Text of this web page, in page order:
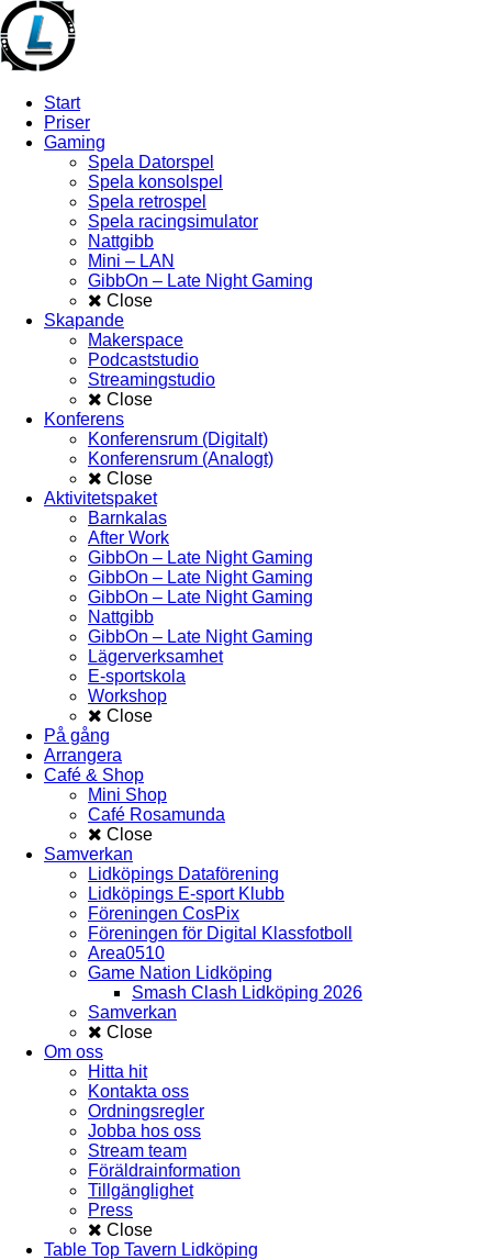
Start
Priser
Gaming
Spela Datorspel
Spela konsolspel
Spela retrospel
Spela racingsimulator
Nattgibb
Mini – LAN
GibbOn – Late Night Gaming
Close
Skapande
Makerspace
Podcaststudio
Streamingstudio
Close
Konferens
Konferensrum (Digitalt)
Konferensrum (Analogt)
Close
Aktivitetspaket
Barnkalas
After Work
GibbOn – Late Night Gaming
GibbOn – Late Night Gaming
GibbOn – Late Night Gaming
Nattgibb
GibbOn – Late Night Gaming
Lägerverksamhet
E-sportskola
Workshop
Close
På gång
Arrangera
Café & Shop
Mini Shop
Café Rosamunda
Close
Samverkan
Lidköpings Dataförening
Lidköpings E-sport Klubb
Föreningen CosPix
Föreningen för Digital Klassfotboll
Area0510
Game Nation Lidköping
Smash Clash Lidköping 2026
Samverkan
Close
Om oss
Hitta hit
Kontakta oss
Ordningsregler
Jobba hos oss
Stream team
Föräldrainformation
Tillgänglighet
Press
Close
Table Top Tavern Lidköping